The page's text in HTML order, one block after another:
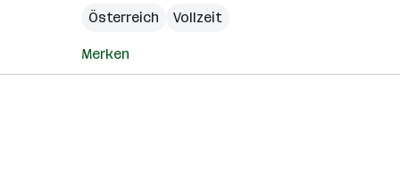
Österreich
Vollzeit
Merken